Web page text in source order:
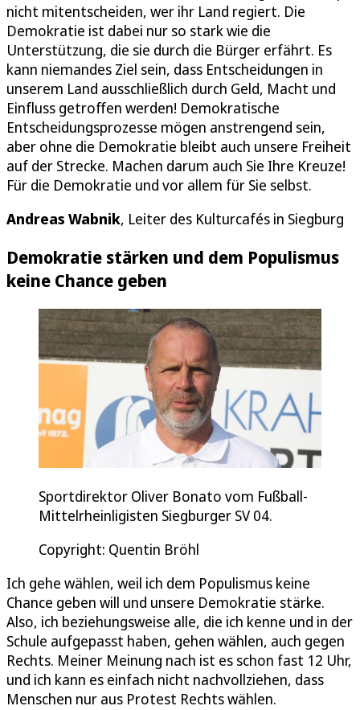
nicht mitentscheiden, wer ihr Land regiert. Die
Demokratie ist dabei nur so stark wie die
Unterstützung, die sie durch die Bürger erfährt. Es
kann niemandes Ziel sein, dass Entscheidungen in
unserem Land ausschließlich durch Geld, Macht und
Einfluss getroffen werden! Demokratische
Entscheidungsprozesse mögen anstrengend sein,
aber ohne die Demokratie bleibt auch unsere Freiheit
auf der Strecke. Machen darum auch Sie Ihre Kreuze!
Für die Demokratie und vor allem für Sie selbst.
Andreas Wabnik, Leiter des Kulturcafés in Siegburg
Demokratie stärken und dem Populismus
keine Chance geben
Sportdirektor Oliver Bonato vom Fußball-
Mittelrheinligisten Siegburger SV 04.
Copyright: Quentin Bröhl
Ich gehe wählen, weil ich dem Populismus keine
Chance geben will und unsere Demokratie stärke.
Also, ich beziehungsweise alle, die ich kenne und in der
Schule aufgepasst haben, gehen wählen, auch gegen
Rechts. Meiner Meinung nach ist es schon fast 12 Uhr,
und ich kann es einfach nicht nachvollziehen, dass
Menschen nur aus Protest Rechts wählen.